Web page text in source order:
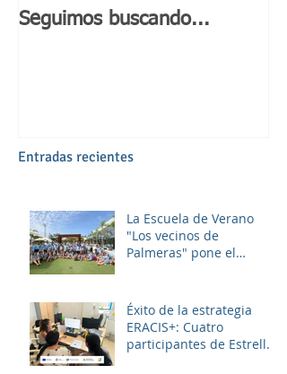
Seguimos buscando...
Entradas recientes
La Escuela de Verano
"Los vecinos de
Palmeras" pone el
convivencia y diversión.
Éxito de la estrategia
ERACIS+: Cuatro
participantes de Estrella